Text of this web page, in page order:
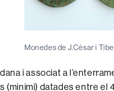
Monedes de J.Cèsar i
i associat a
(minimi) datades entre el